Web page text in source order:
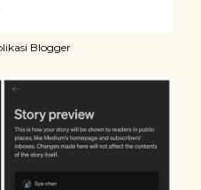
Blogger